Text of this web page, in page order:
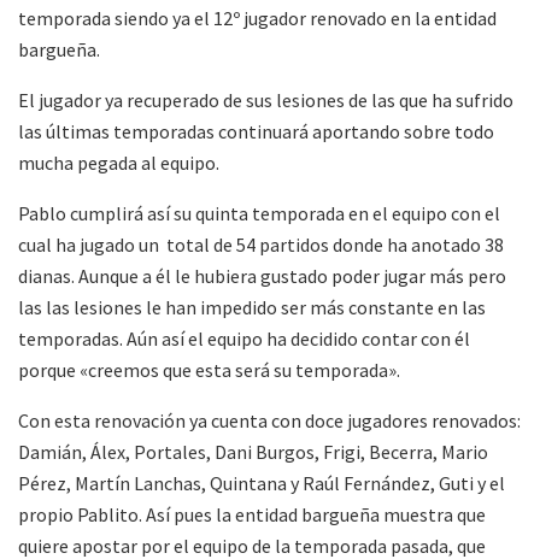
temporada siendo ya el 12º jugador renovado en la entidad
bargueña.
El jugador ya recuperado de sus lesiones de las que ha sufrido
las últimas temporadas continuará aportando sobre todo
mucha pegada al equipo.
Pablo cumplirá así su quinta temporada en el equipo con el
cual ha jugado un total de 54 partidos donde ha anotado 38
dianas. Aunque a él le hubiera gustado poder jugar más pero
las las lesiones le han impedido ser más constante en las
temporadas. Aún así el equipo ha decidido contar con él
porque «creemos que esta será su temporada».
Con esta renovación ya cuenta con doce jugadores renovados:
Damián, Álex, Portales, Dani Burgos, Frigi, Becerra, Mario
Pérez, Martín Lanchas, Quintana y Raúl Fernández, Guti y el
propio Pablito. Así pues la entidad bargueña muestra que
quiere apostar por el equipo de la temporada pasada, que